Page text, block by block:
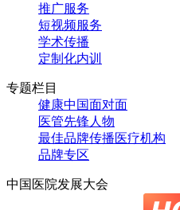
推广服务
短视频服务
学术传播
定制化内训
专题栏目
健康中国面对面
医管先锋人物
最佳品牌传播医疗机构
品牌专区
中国医院发展大会